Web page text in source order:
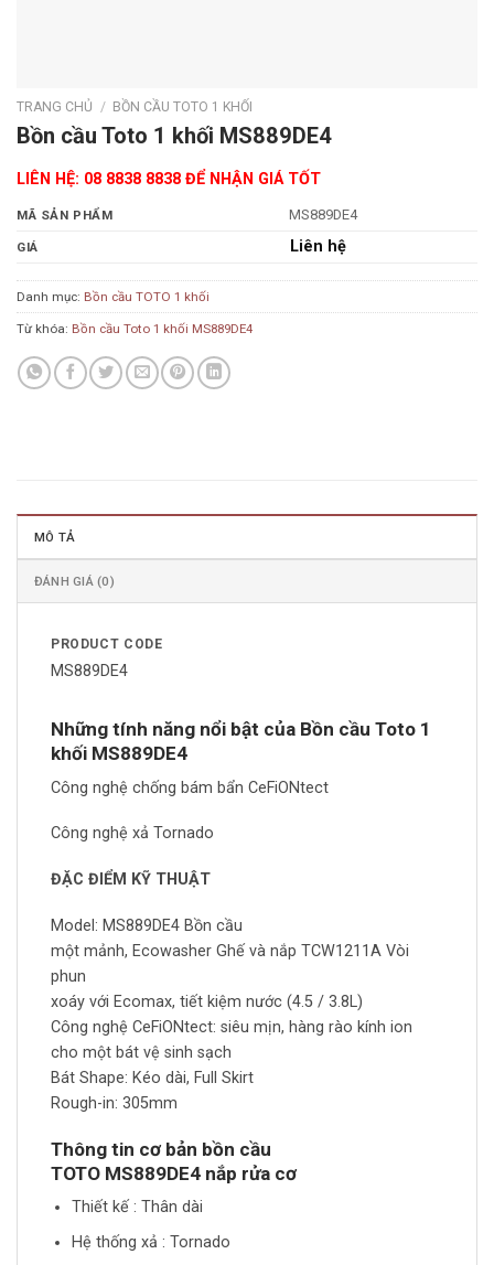
TRANG CHỦ / BỒN CẦU TOTO 1 KHỐI
Bồn cầu Toto 1 khối MS889DE4
LIÊN HỆ: 08 8838 8838 ĐỂ NHẬN GIÁ TỐT
MÃ SẢN PHẨM MS889DE4
GIÁ Liên hệ
Danh mục: Bồn cầu TOTO 1 khối
Từ khóa: Bồn cầu Toto 1 khối MS889DE4
MÔ TẢ
ĐÁNH GIÁ (0)
PRODUCT CODE
MS889DE4
Những tính năng nổi bật của Bồn cầu Toto 1
khối MS889DE4
Công nghệ chống bám bẩn CeFiONtect
Công nghệ xả Tornado
ĐẶC ĐIỂM KỸ THUẬT
Model: MS889DE4 Bồn cầu
một mảnh, Ecowasher Ghế và nắp TCW1211A Vòi
phun
xoáy với Ecomax, tiết kiệm nước (4.5 / 3.8L)
Công nghệ CeFiONtect: siêu mịn, hàng rào kính ion
cho một bát vệ sinh sạch
Bát Shape: Kéo dài, Full Skirt
Rough-in: 305mm
Thông tin cơ bản bồn cầu
TOTO MS889DE4 nắp rửa cơ
Thiết kế : Thân dài
Hệ thống xả : Tornado